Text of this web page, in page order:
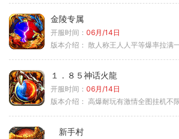
金陵专属
开服时间： 06月/14日
版本介绍： 散人称王人人平等爆率拉满
１．８５神话火龍
开服时间： 06月/14日
版本介绍： 高爆耐玩有激情全图挂机不
新手村